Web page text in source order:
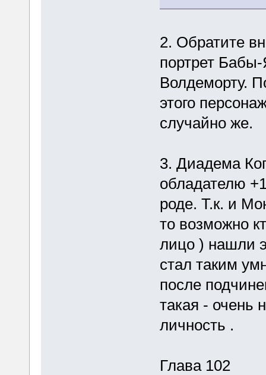
2. Обратите
портрет Бабы-
Волдеморту.
этого
случайно же.
3. Диадема
обладателю
роде. Т.к. и
то возможно
лицо ) нашли
стал таким
после
такая - очень
личность .
Глава 102